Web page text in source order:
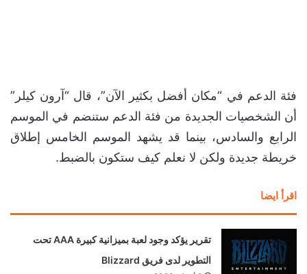
فئة الدعم في “مكان أفضل بكثير الآن”، قال “آرون كيلر”
أن الشخصيات الجديدة من فئة الدعم ستنضم في الموسم
الرابع والسادس، بينما قد يشهد الموسم الخامس إطلاق
خريطة جديدة ولكن لا نعلم كيف ستكون بالضبط.
اقرأ ايضا
تقرير يؤكد وجود لعبة بميزانية كبيرة AAA تحت
التطوير لدى فريق Blizzard